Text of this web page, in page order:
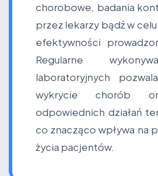
chorobowe, badania
przez lekarzy bądź w
efektywności
Regularne
laboratoryjnych
wykrycie chorób
odpowiednich działań
co znacząco wpływa na
życia pacjentów.